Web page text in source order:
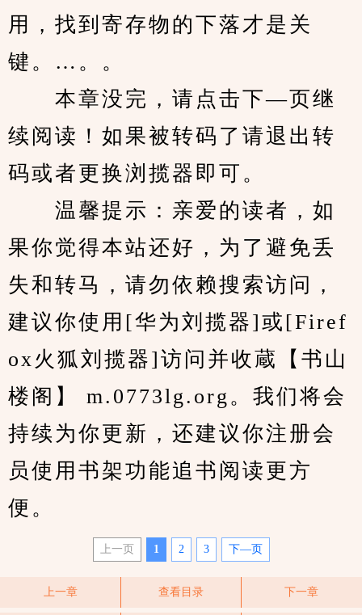
用，找到寄存物的下落才是关
键。…。。
本章没完，请点击下—页继
续阅读！如果被转码了请退出转
码或者更换浏揽器即可。
温馨提示：亲爱的读者，如
果你觉得本站还好，为了避免丢
失和转马，请勿依赖搜索访问，
建议你使用[华为刘揽器]或[Firef
ox火狐刘揽器]访问并收蔵【书山
楼阁】 m.0773lg.org。我们将会
持续为你更新，还建议你注册会
员使用书架功能追书阅读更方
便。
上一页 1 2 3 下—页
上一章 查看目录 下一章